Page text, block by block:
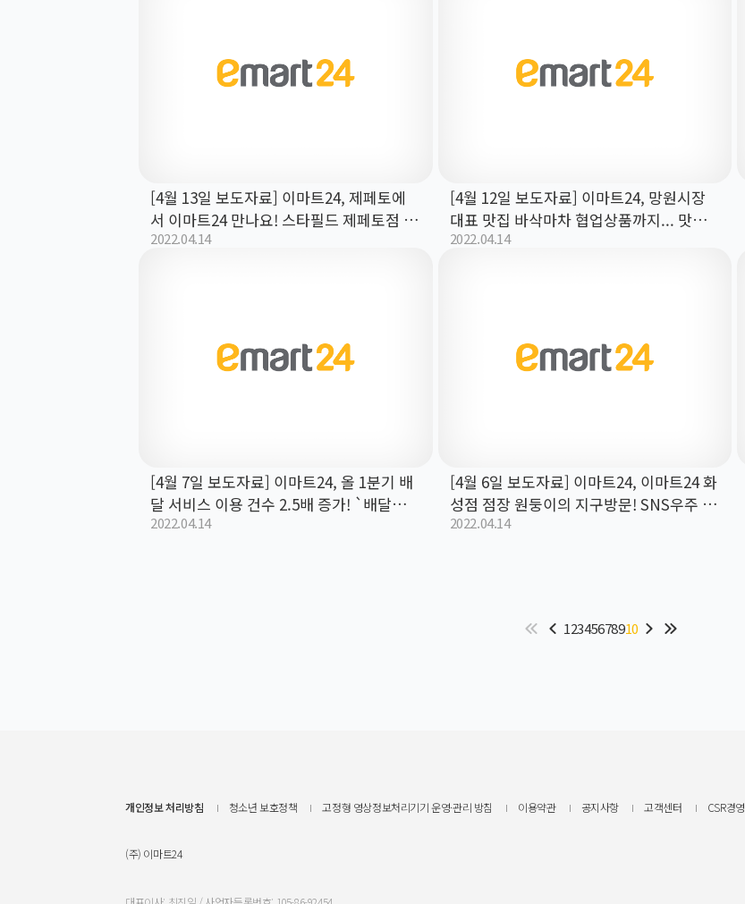
[4월 13일 보도자료] 이마트24, 제페토에
서 이마트24 만나요! 스타필드 제페토점 내
매장 오픈!
2022.04.14
[4월 12일 보도자료] 이마트24, 망원시장
대표 맛집 바삭마차 협업상품까지... 맛집
편집숍으로 자리매김 중!
2022.04.14
[4월 7일 보도자료] 이마트24, 올 1분기 배
달 서비스 이용 건수 2.5배 증가! `배달비 0
원` 이벤트로 고객 확대 나서
2022.04.14
[4월 6일 보도자료] 이마트24, 이마트24 화
성점 점장 원둥이의 지구방문! SNS우주 세
계관 구축 중!
2022.04.14
12345678910
개인정보 처리방침 청소년 보호정책 고정형 영상정보처리기기 운영·관리 방침 이용약관 공지사항 고객센터 CSR경영
(주) 이마트24